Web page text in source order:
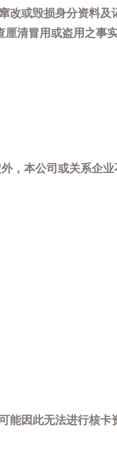
改或毁损身分资料
清冒用或盗用之事
本公司或关系企业
能因此无法进行核